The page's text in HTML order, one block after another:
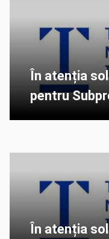
În atenția
pentru
În atenția